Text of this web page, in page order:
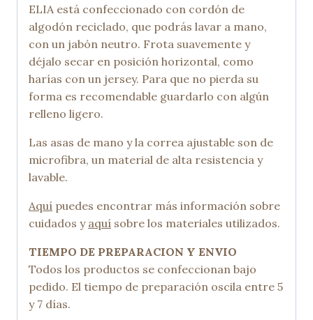
ELIA está confeccionado con cordón de
algodón reciclado, que podrás lavar a mano,
con un jabón neutro. Frota suavemente y
déjalo secar en posición horizontal, como
harías con un jersey. Para que no pierda su
forma es recomendable guardarlo con algún
relleno ligero.
Las asas de mano y la correa ajustable son de
microfibra, un material de alta resistencia y
lavable.
Aquí puedes encontrar más información sobre
cuidados y aquí sobre los materiales utilizados.
TIEMPO DE PREPARACION Y ENVIO
Todos los productos se confeccionan bajo
pedido. El tiempo de preparación oscila entre 5
y 7 días.